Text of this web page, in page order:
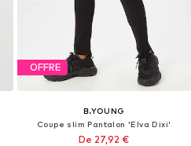
OFFRE
B.YOUNG
Coupe slim Pantalon 'Elva Dixi'
De 27,92 €